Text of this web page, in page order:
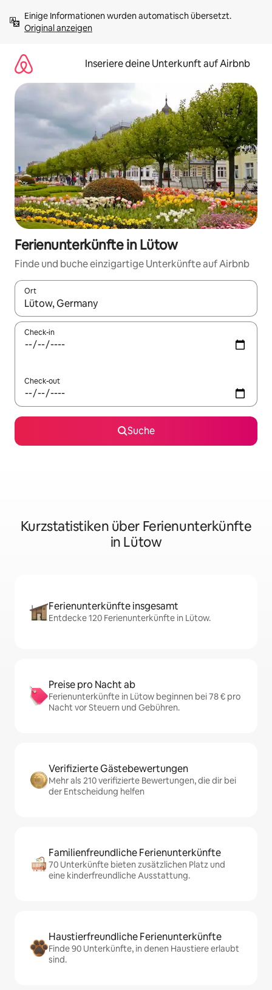
Inhalten
springenOriginal anzeigen
Inseriere deine Unterkunft auf Airbnb
Ferienunterkünfte in Lütow
Finde und buche einzigartige Unterkünfte auf Airbnb
Ort
Wenn Ergebnisse verfügbar sind, navigiere mit den
Check-in
Check-out
Suche
Kurzstatistiken über Ferienunterkünfte
in Lütow
Ferienunterkünfte insgesamt
Entdecke 120 Ferienunterkünfte in Lütow.
Preise pro Nacht ab
Ferienunterkünfte in Lütow beginnen bei 78 € pro
Nacht vor Steuern und Gebühren.
Verifizierte Gästebewertungen
Mehr als 210 verifizierte Bewertungen, die dir bei
der Entscheidung helfen
Familienfreundliche Ferienunterkünfte
70 Unterkünfte bieten zusätzlichen Platz und
eine kinderfreundliche Ausstattung.
Haustierfreundliche Ferienunterkünfte
Finde 90 Unterkünfte, in denen Haustiere erlaubt
sind.